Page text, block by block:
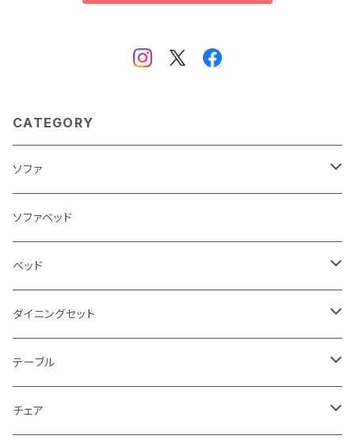
CATEGORY
ソファ
3人掛け
2.5人掛け
2人掛け
1人掛け
カウチソファ
ソファベッド
ベッド
シングルサイズ以下（フレームのみ）
セミダブルサイズ（フレームのみ）
ダブルサイズ（フレームのみ）
ダイニングセット
ダイニング3点セット以下
ダイニング4点セット
テーブル
センターテーブル
チェア